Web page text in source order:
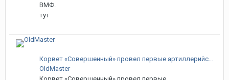
ВМФ.
тут
Корвет «Совершенный» провел первые артиллерийские стрельбы в море
OldMaster